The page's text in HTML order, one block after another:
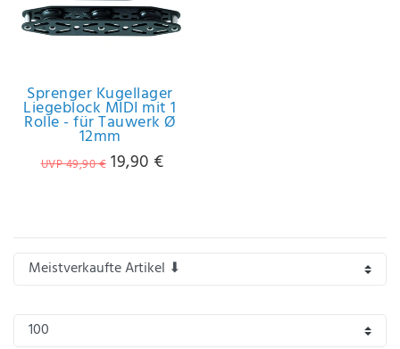
IHRE E-MAIL ADRESSE
ANMERKUNGEN UND FILTERWÜNSCHE
ich die
erklärung
gelesen
Sprenger Kugellager
Liegeblock MIDI mit 1
Rolle - für Tauwerk Ø
12mm
UVP 49,90 € 19,90 €